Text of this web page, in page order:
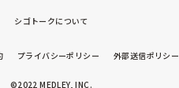
シゴトークについて
プライバシーポリシー 外部送信ポリシー
©2022 MEDLEY, INC.